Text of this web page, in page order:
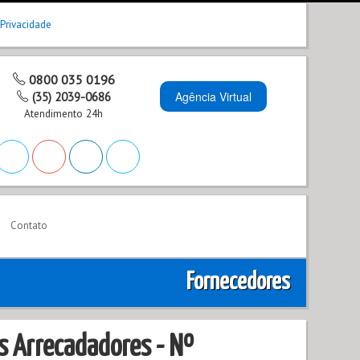
0800 035 0196
(35) 2039-0686
Atendimento 24h
Agência Virtual
Contato
Fornecedores
Arrecadadores - Nº